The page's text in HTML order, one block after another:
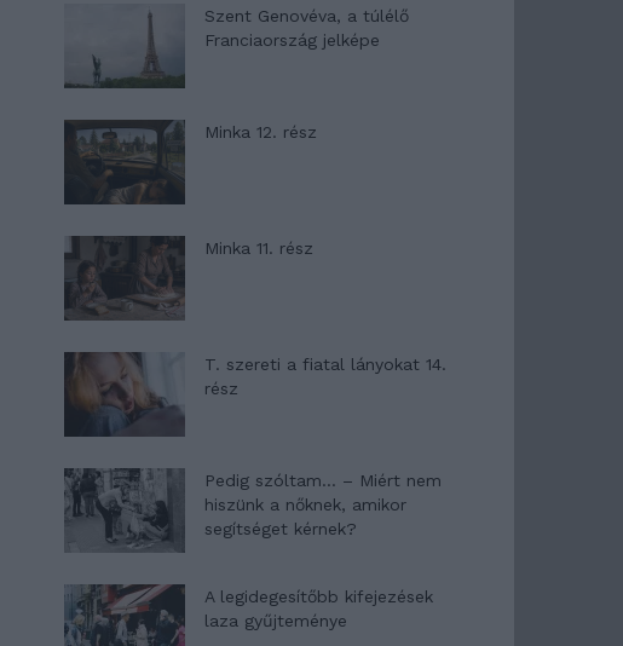
Szent Genovéva, a túlélő
Franciaország jelképe
Minka 12. rész
Minka 11. rész
T. szereti a fiatal lányokat 14.
rész
Pedig szóltam… – Miért nem
hiszünk a nőknek, amikor
segítséget kérnek?
A legidegesítőbb kifejezések
laza gyűjteménye